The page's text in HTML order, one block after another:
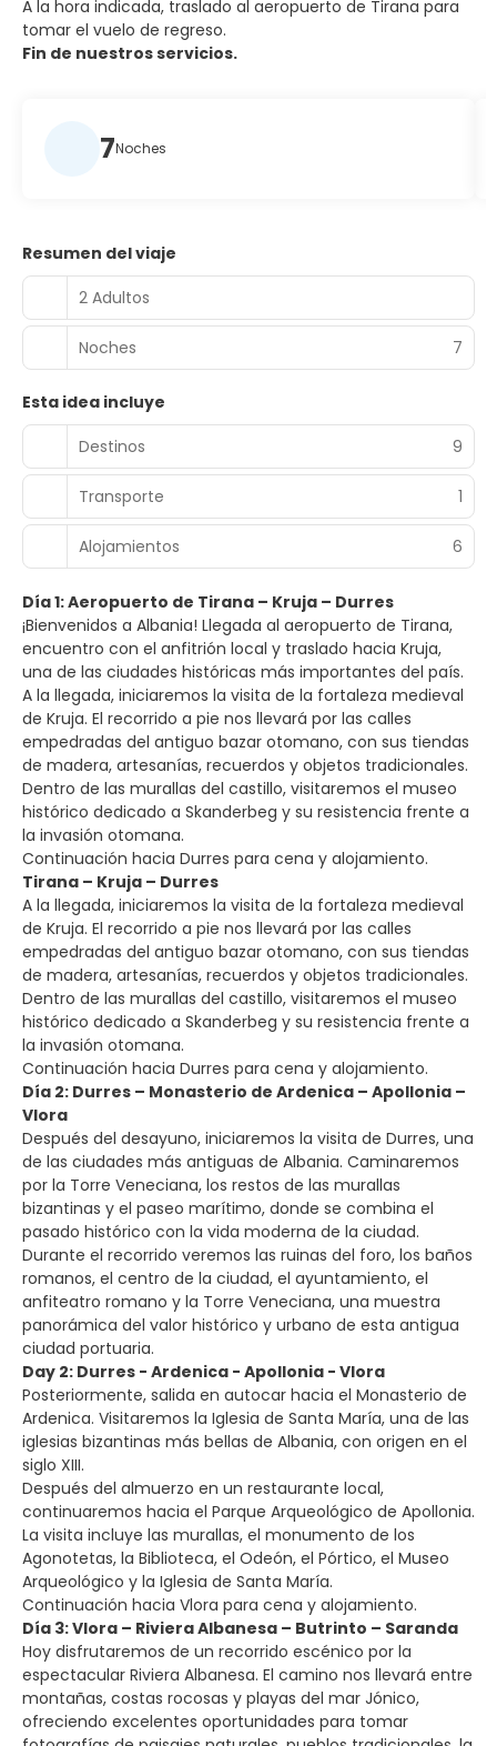
A la hora indicada, traslado al aeropuerto de Tirana para
tomar el vuelo de regreso.
Fin de nuestros servicios.
7Noches
Resumen del viaje
2 Adultos
Noches 7
Esta idea incluye
Destinos
9
Transporte 1
Alojamientos 6
Día 1: Aeropuerto de Tirana – Kruja – Durres
¡Bienvenidos a Albania! Llegada al aeropuerto de Tirana,
encuentro con el anfitrión local y traslado hacia Kruja,
una de las ciudades históricas más importantes del país.
A la llegada, iniciaremos la visita de la fortaleza medieval
de Kruja. El recorrido a pie nos llevará por las calles
empedradas del antiguo bazar otomano, con sus tiendas
de madera, artesanías, recuerdos y objetos tradicionales.
Dentro de las murallas del castillo, visitaremos el museo
histórico dedicado a Skanderbeg y su resistencia frente a
la invasión otomana.
Continuación hacia Durres para cena y alojamiento.
Tirana – Kruja – Durres
A la llegada, iniciaremos la visita de la fortaleza medieval
de Kruja. El recorrido a pie nos llevará por las calles
empedradas del antiguo bazar otomano, con sus tiendas
de madera, artesanías, recuerdos y objetos tradicionales.
Dentro de las murallas del castillo, visitaremos el museo
histórico dedicado a Skanderbeg y su resistencia frente a
la invasión otomana.
Continuación hacia Durres para cena y alojamiento.
Día 2: Durres – Monasterio de Ardenica – Apollonia –
Vlora
Después del desayuno, iniciaremos la visita de Durres, una
de las ciudades más antiguas de Albania. Caminaremos
por la Torre Veneciana, los restos de las murallas
bizantinas y el paseo marítimo, donde se combina el
pasado histórico con la vida moderna de la ciudad.
Durante el recorrido veremos las ruinas del foro, los baños
romanos, el centro de la ciudad, el ayuntamiento, el
anfiteatro romano y la Torre Veneciana, una muestra
panorámica del valor histórico y urbano de esta antigua
ciudad portuaria.
Day 2: Durres - Ardenica - Apollonia - Vlora
Posteriormente, salida en autocar hacia el Monasterio de
Ardenica. Visitaremos la Iglesia de Santa María, una de las
iglesias bizantinas más bellas de Albania, con origen en el
siglo XIII.
Después del almuerzo en un restaurante local,
continuaremos hacia el Parque Arqueológico de Apollonia.
La visita incluye las murallas, el monumento de los
Agonotetas, la Biblioteca, el Odeón, el Pórtico, el Museo
Arqueológico y la Iglesia de Santa María.
Continuación hacia Vlora para cena y alojamiento.
Día 3: Vlora – Riviera Albanesa – Butrinto – Saranda
Hoy disfrutaremos de un recorrido escénico por la
espectacular Riviera Albanesa. El camino nos llevará entre
montañas, costas rocosas y playas del mar Jónico,
ofreciendo excelentes oportunidades para tomar